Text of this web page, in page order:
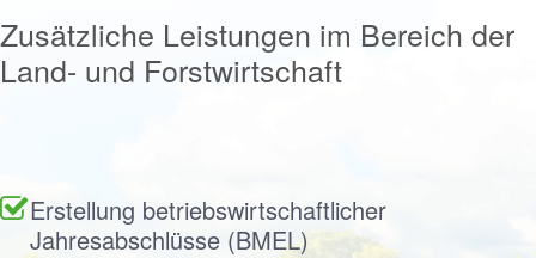
Zusätzliche Leistungen im Bereich der
Land- und Forstwirtschaft
Erstellung betriebswirtschaftlicher
Jahresabschlüsse (BMEL)